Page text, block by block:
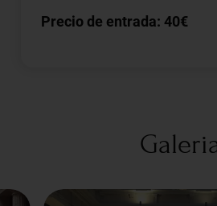
Precio de entrada: 40€